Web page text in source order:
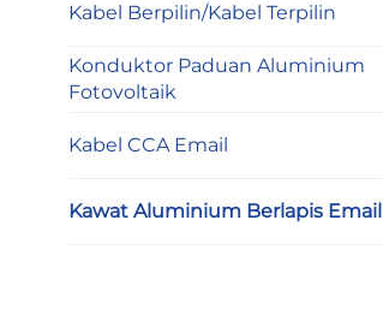
Kabel Berpilin/Kabel Terpilin
Konduktor Paduan Aluminium
Fotovoltaik
Kabel CCA Email
Kawat Aluminium Berlapis Email